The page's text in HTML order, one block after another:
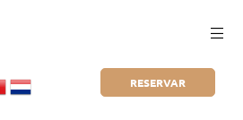
RESERVAR